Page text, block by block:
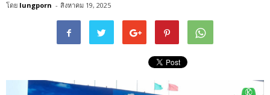
โดย lungporn - สิงหาคม 19, 2025